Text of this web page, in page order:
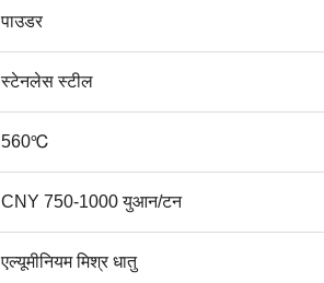
पाउडर
स्टेनलेस स्टील
560℃
CNY 750-1000 युआन/टन
एल्यूमीनियम मिश्र धातु